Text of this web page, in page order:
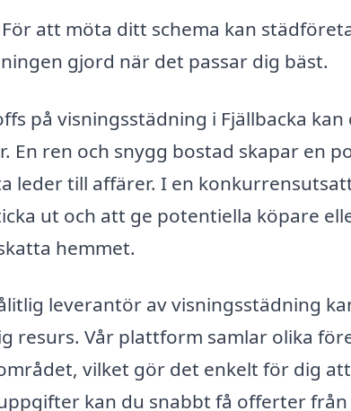
För att möta ditt schema kan
gjord när det passar dig bäst.
på visningsstädning i Fjällbacka
En ren och snygg bostad skapar en
leder till affärer. I en
ut och att ge potentiella köpare
hemmet.
leverantör av visningsstädning
resurs. Vår plattform samlar olika
vilket gör det enkelt för dig
kan du snabbt få offerter